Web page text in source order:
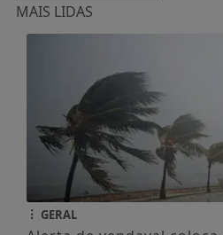
MAIS LIDAS
GERAL